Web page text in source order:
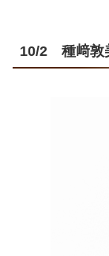
10/2 種﨑